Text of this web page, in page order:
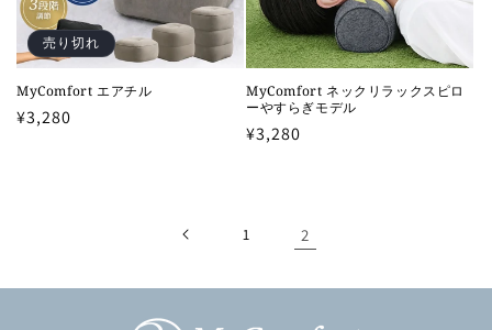
売り切れ
MyComfort エアチル
通
¥3,280
MyComfort ネックリラックスピロ
ーやすらぎモデル
通
¥3,280
1 2